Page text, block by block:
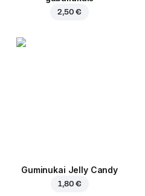
2,50 €
Guminukai Jelly Candy
1,80 €